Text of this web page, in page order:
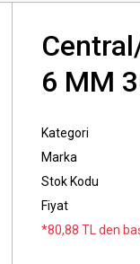
6 MM
Kategori
Marka
Stok Kodu
Fiyat
*80,88 TL den